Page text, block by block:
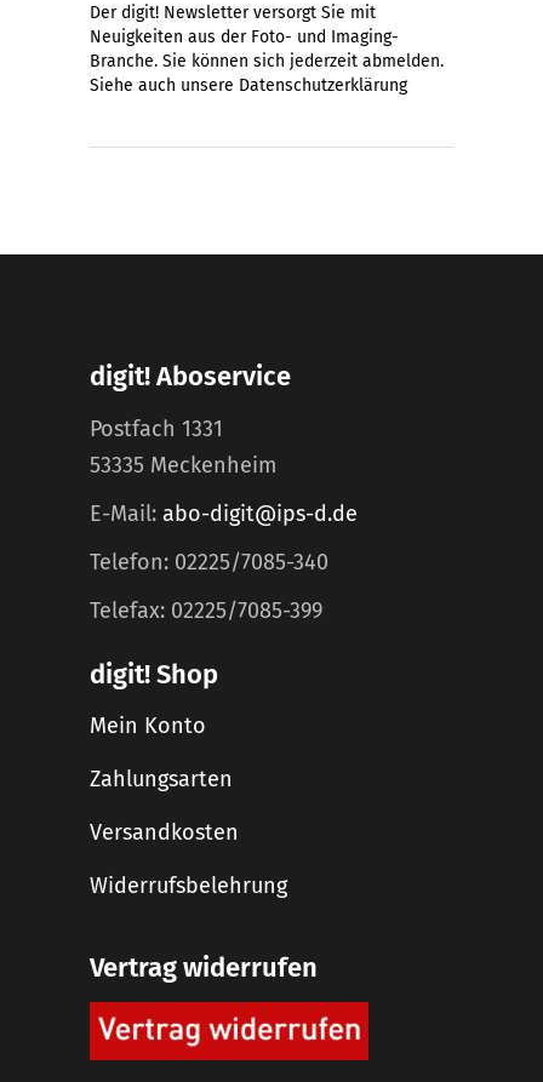
Der digit! Newsletter versorgt Sie mit
Neuigkeiten aus der Foto- und Imaging-
Branche. Sie können sich jederzeit abmelden.
Siehe auch unsere Datenschutzerklärung
digit! Aboservice
Postfach 1331
53335 Meckenheim
E-Mail: abo-digit@ips-d.de
Telefon: 02225/7085-340
Telefax: 02225/7085-399
digit! Shop
Mein Konto
Zahlungsarten
Versandkosten
Widerrufsbelehrung
Vertrag widerrufen